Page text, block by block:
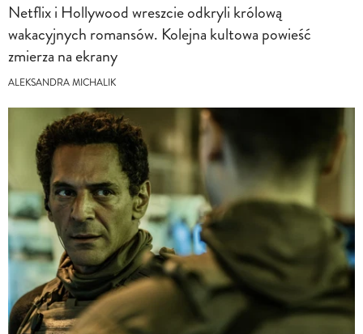
Netflix i Hollywood wreszcie odkryli królową
wakacyjnych romansów. Kolejna kultowa powieść
zmierza na ekrany
ALEKSANDRA MICHALIK